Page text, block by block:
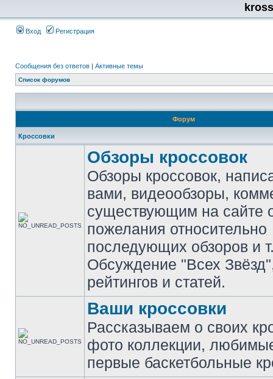
Вход Регистрация
Сообщения без ответов | Активные темы
Список форумов
Форум
Кроссовки
Обзоры кроссовок
Обзоры кроссовок,
вами, видеообзоры,
существующим на сайте
пожелания относительно
последующих обзоров и
Обсуждение "Всех
рейтингов и статей.
Ваши кроссовки
Рассказываем о своих
фото коллекции,
первые баскетбольные